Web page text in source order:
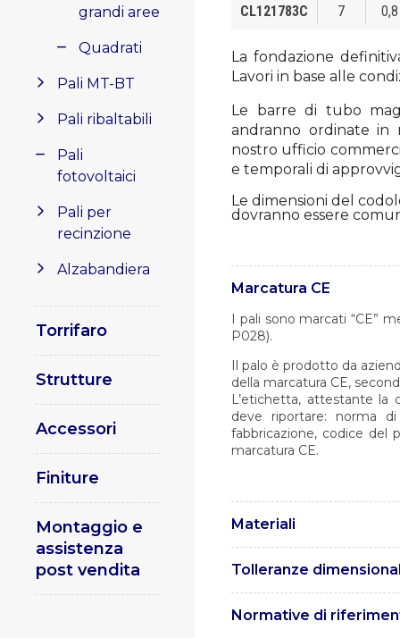
grandi aree
Quadrati
Pali MT-BT
Pali ribaltabili
Pali
fotovoltaici
Pali per
recinzione
Alzabandiera
Torrifaro
Strutture
Accessori
Finiture
Montaggio e
assistenza
post vendita
La fondazione
Lavori in base alle
Le barre di tubo
andranno ordinate in
nostro ufficio
e temporali di
Le dimensioni del
dovranno essere
CL121783C 7 0,8
Marcatura CE
I pali sono marcati “CE”
P028).
Il palo è prodotto da
della marcatura CE,
L’etichetta, attestante la
deve riportare: norma
fabbricazione, codice del
marcatura CE.
Materiali
UNI EN 10219.
Tolleranze
Normative di